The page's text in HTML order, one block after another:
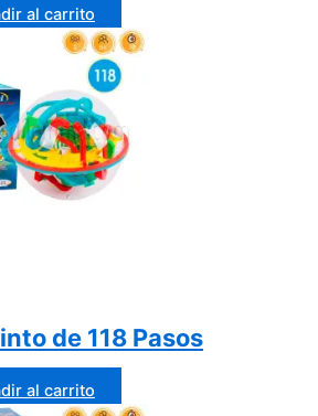
al carrito
de 118 Pasos
al carrito